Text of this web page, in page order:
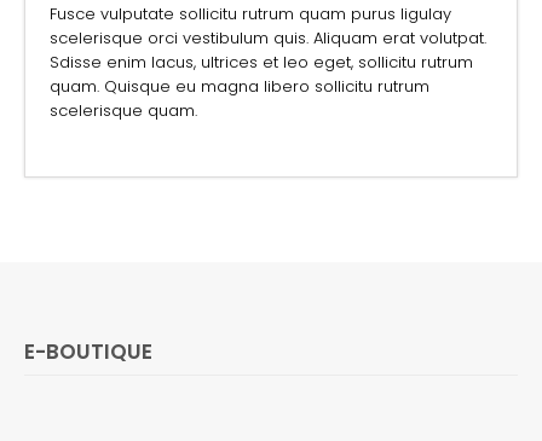
Fusce vulputate sollicitu rutrum quam purus ligulay
scelerisque orci vestibulum quis. Aliquam erat volutpat.
Sdisse enim lacus, ultrices et leo eget, sollicitu rutrum
quam. Quisque eu magna libero sollicitu rutrum
scelerisque quam.
E-BOUTIQUE